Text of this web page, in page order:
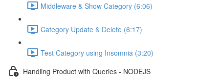
Middleware & Show Category (6:06)
Category Update & Delete (6:17)
Test Category using Insomnia (3:20)
Handling Product with Queries - NODEJS